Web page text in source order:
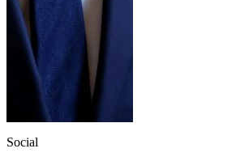
Social